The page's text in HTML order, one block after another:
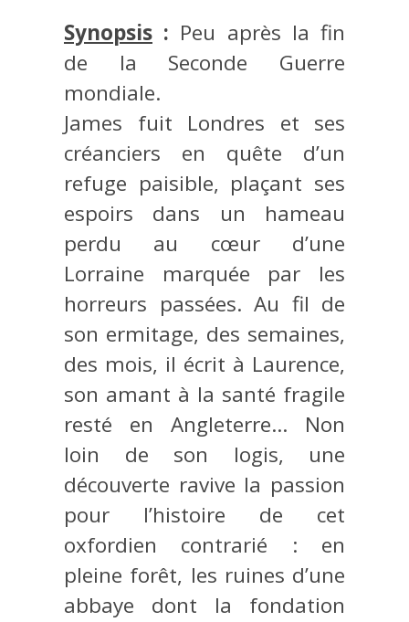
Synopsis : Peu après la fin
de la Seconde Guerre
mondiale.
James fuit Londres et ses
créanciers en quête d’un
refuge paisible, plaçant ses
espoirs dans un hameau
perdu au cœur d’une
Lorraine marquée par les
horreurs passées. Au fil de
son ermitage, des semaines,
des mois, il écrit à Laurence,
son amant à la santé fragile
resté en Angleterre… Non
loin de son logis, une
découverte ravive la passion
pour l’histoire de cet
oxfordien contrarié : en
pleine forêt, les ruines d’une
abbaye dont la fondation